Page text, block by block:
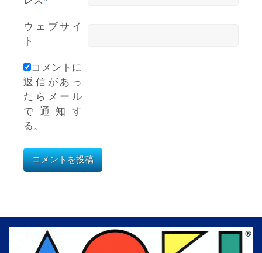
ウェブサイ
ト
コメントに
返信があっ
たらメール
で通知す
る。